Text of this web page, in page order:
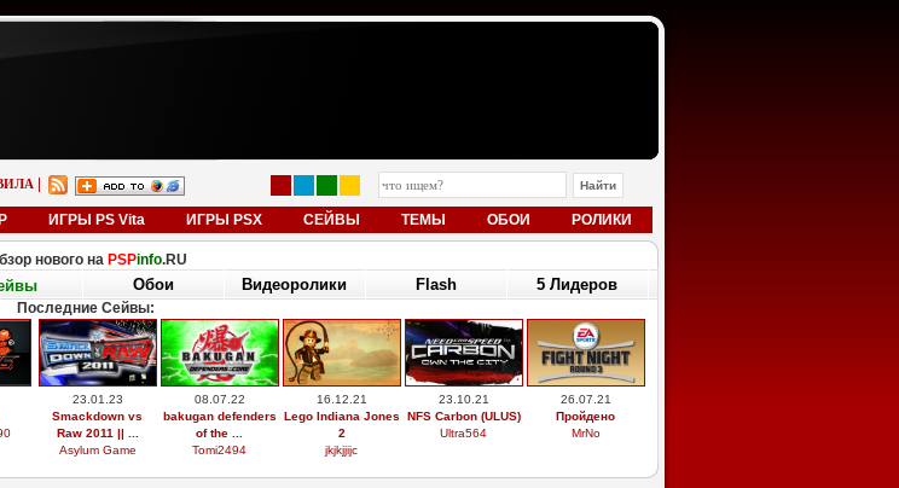
ИГРЫ PS Vita ИГРЫ PSX СЕЙВЫ ТЕМЫ ОБОИ РОЛИКИ
нового на PSPinfo.RU
Обои Видеоролики Flash 5 Лидеров
Последние Сейвы:
23.01.23
Smackdown vs
Raw 2011 || ...
Asylum Game
08.07.22
bakugan defenders
of the ...
Tomi2494
16.12.21
Lego Indiana Jones
2
jkjkjjijc
23.10.21
NFS Carbon (ULUS)
Ultra564
26.07.21
Пройдено
MrNo